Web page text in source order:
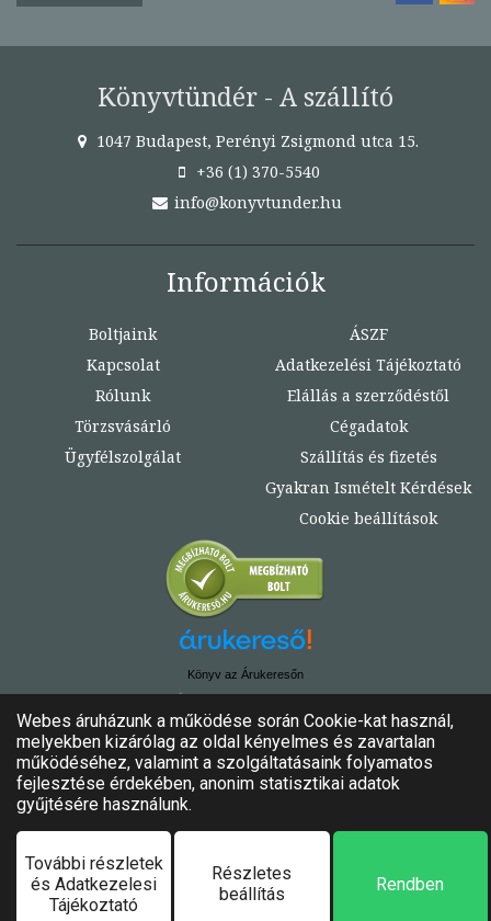
Könyvtündér - A szállító
1047 Budapest, Perényi Zsigmond utca 15.
+36 (1) 370-5540
info@konyvtunder.hu
Információk
Boltjaink
Kapcsolat
Rólunk
Törzsvásárló
Ügyfélszolgálat
ÁSZF
Adatkezelési Tájékoztató
Elállás a szerződéstől
Cégadatok
Szállítás és fizetés
Gyakran Ismételt Kérdések
Cookie beállítások
Könyv az Árukeresőn
Minden jog fenntartva!
Felhasználási feltételek